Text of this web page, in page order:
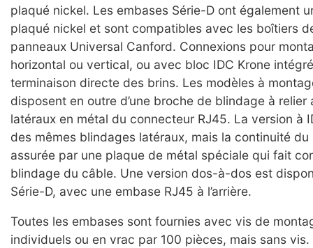
plaqué nickel. Les embases Série-D ont également
plaqué nickel et sont compatibles avec les boîtiers
panneaux Universal Canford. Connexions pour
horizontal ou vertical, ou avec bloc IDC Krone
terminaison directe des brins. Les modèles à
disposent en outre d’une broche de blindage à relier
latéraux en métal du connecteur RJ45. La version à
des mêmes blindages latéraux, mais la continuité
assurée par une plaque de métal spéciale qui fait
blindage du câble. Une version dos-à-dos est
Série-D, avec une embase RJ45 à l’arrière.
Toutes les embases sont fournies avec vis de
individuels ou en vrac par 100 pièces, mais sans